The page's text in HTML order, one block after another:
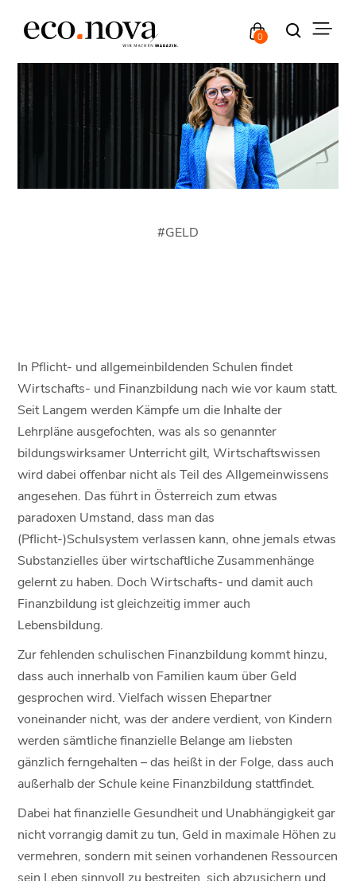
0
#GELD
In Pflicht- und allgemeinbildenden Schulen findet
Wirtschafts- und Finanzbildung nach wie vor kaum statt.
Seit Langem werden Kämpfe um die Inhalte der
Lehrpläne ausgefochten, was als so genannter
bildungswirksamer Unterricht gilt, Wirtschaftswissen
wird dabei offenbar nicht als Teil des Allgemeinwissens
angesehen. Das führt in Österreich zum etwas
paradoxen Umstand, dass man das
(Pflicht-)Schulsystem verlassen kann, ohne jemals etwas
Substanzielles über wirtschaftliche Zusammenhänge
gelernt zu haben. Doch Wirtschafts- und damit auch
Finanzbildung ist gleichzeitig immer auch
Lebensbildung.
Zur fehlenden schulischen Finanzbildung kommt hinzu,
dass auch innerhalb von Familien kaum über Geld
gesprochen wird. Vielfach wissen Ehepartner
voneinander nicht, was der andere verdient, von Kindern
werden sämtliche finanzielle Belange am liebsten
gänzlich ferngehalten – das heißt in der Folge, dass auch
außerhalb der Schule keine Finanzbildung stattfindet.
Dabei hat finanzielle Gesundheit und Unabhängigkeit gar
nicht vorrangig damit zu tun, Geld in maximale Höhen zu
vermehren, sondern mit seinen vorhandenen Ressourcen
sein Leben sinnvoll zu bestreiten, sich abzusichern und